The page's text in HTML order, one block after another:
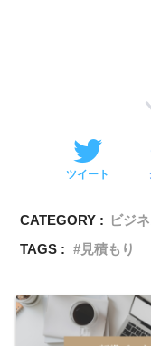
ツイート
CATEGORY : ビジ
TAGS :
見積もり